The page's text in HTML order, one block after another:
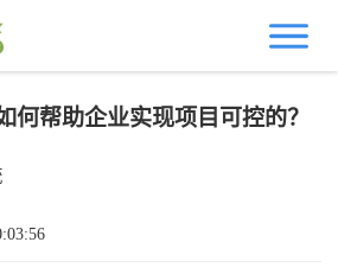
何帮助企业实现项目可控的？